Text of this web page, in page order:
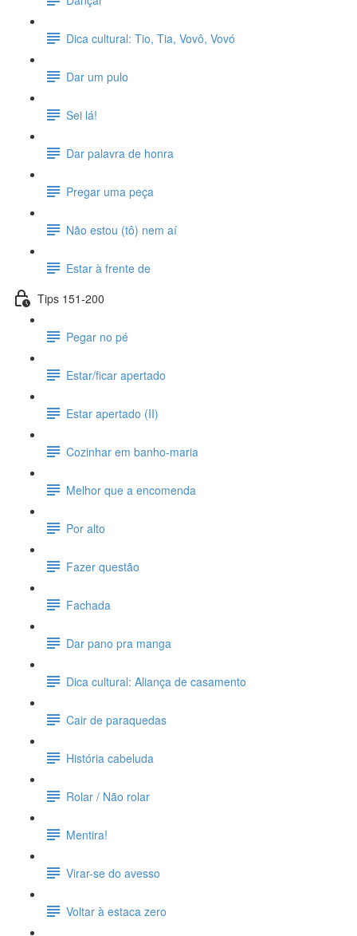
Dica cultural: Tio, Tia, Vovô, Vovó
Dar um pulo
Sei lá!
Dar palavra de honra
Pregar uma peça
Não estou (tô) nem aí
Estar à frente de
Tips 151-200
Pegar no pé
Estar/ficar apertado
Estar apertado (II)
Cozinhar em banho-maria
Melhor que a encomenda
Por alto
Fazer questão
Fachada
Dar pano pra manga
Dica cultural: Aliança de casamento
Cair de paraquedas
História cabeluda
Rolar / Não rolar
Mentira!
Virar-se do avesso
Voltar à estaca zero